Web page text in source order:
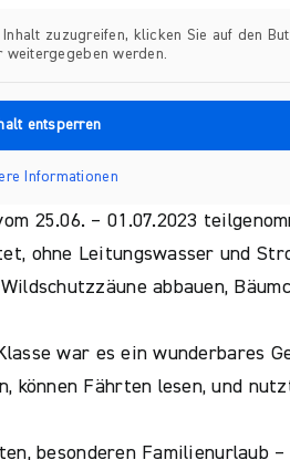
zuzugreifen, klicken Sie auf den
weitergegeben werden.
entsperren
Informationen
25.06. – 01.07.2023
ohne Leitungswasser und
abbauen,
war es ein wunderbares
Fährten lesen, und
besonderen Familienurlaub –